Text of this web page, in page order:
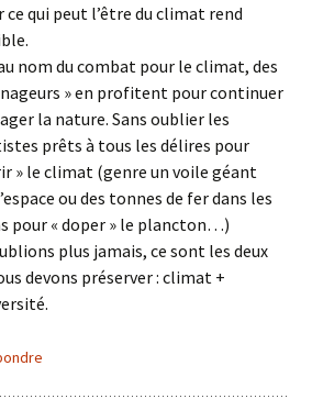
ce qui peut l’être du climat rend
nom du combat pour le climat, des
» en profitent pour continuer
la nature. Sans oublier les
prêts à tous les délires pour
» le climat (genre un voile géant
ou des tonnes de fer dans les
pour « doper » le plancton…)
plus jamais, ce sont les deux
devons préserver : climat +